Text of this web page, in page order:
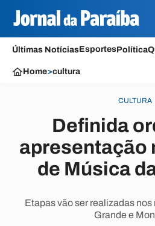
Últimas NotíciasEsportesPolítica
Home>cultura
CULTURA
Definida
apresentação
de Música
Etapas vão ser realizadas
Grande e